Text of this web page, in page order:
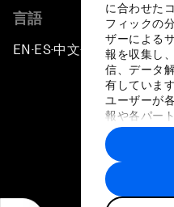
に合わせた
フィックの
ザーによる
報を収集し
信、データ
有していま
ユーザーが
報や各パー
に収集され
トナーによ
す。
言語
EN ▪ ES▪中文▪ 日本語
プライバシー
サ